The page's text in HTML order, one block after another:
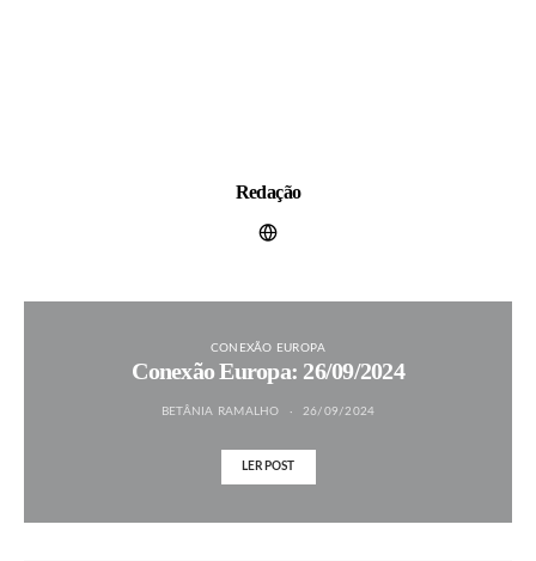
Redação
CONEXÃO EUROPA
Conexão Europa: 26/09/2024
BETÂNIA RAMALHO 26/09/2024
LER POST